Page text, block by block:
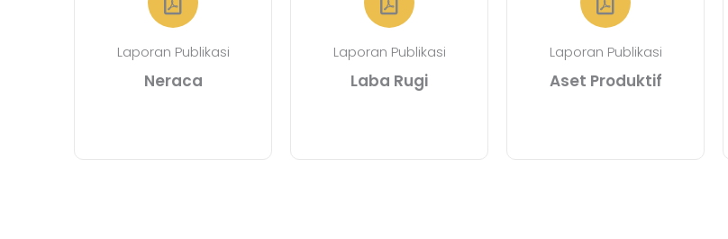
Laporan Publikasi
Neraca
Laporan Publikasi
Laba Rugi
Laporan Publikasi
Aset Produktif